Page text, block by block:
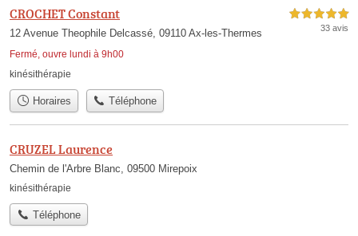
CROCHET Constant
12 Avenue Theophile Delcassé, 09110 Ax-les-Thermes
Fermé, ouvre lundi à 9h00
5,0 étoiles sur 5
33 avis
kinésithérapie
Horaires Téléphone
CRUZEL Laurence
Chemin de l'Arbre Blanc, 09500 Mirepoix
kinésithérapie
Téléphone